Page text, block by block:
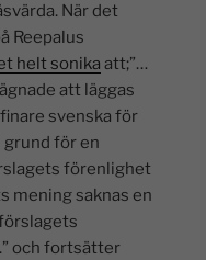
När det
Reepalus
helt sonika att;”…
att läggas
svenska för
för en
förenlighet
mening saknas en
och fortsätter